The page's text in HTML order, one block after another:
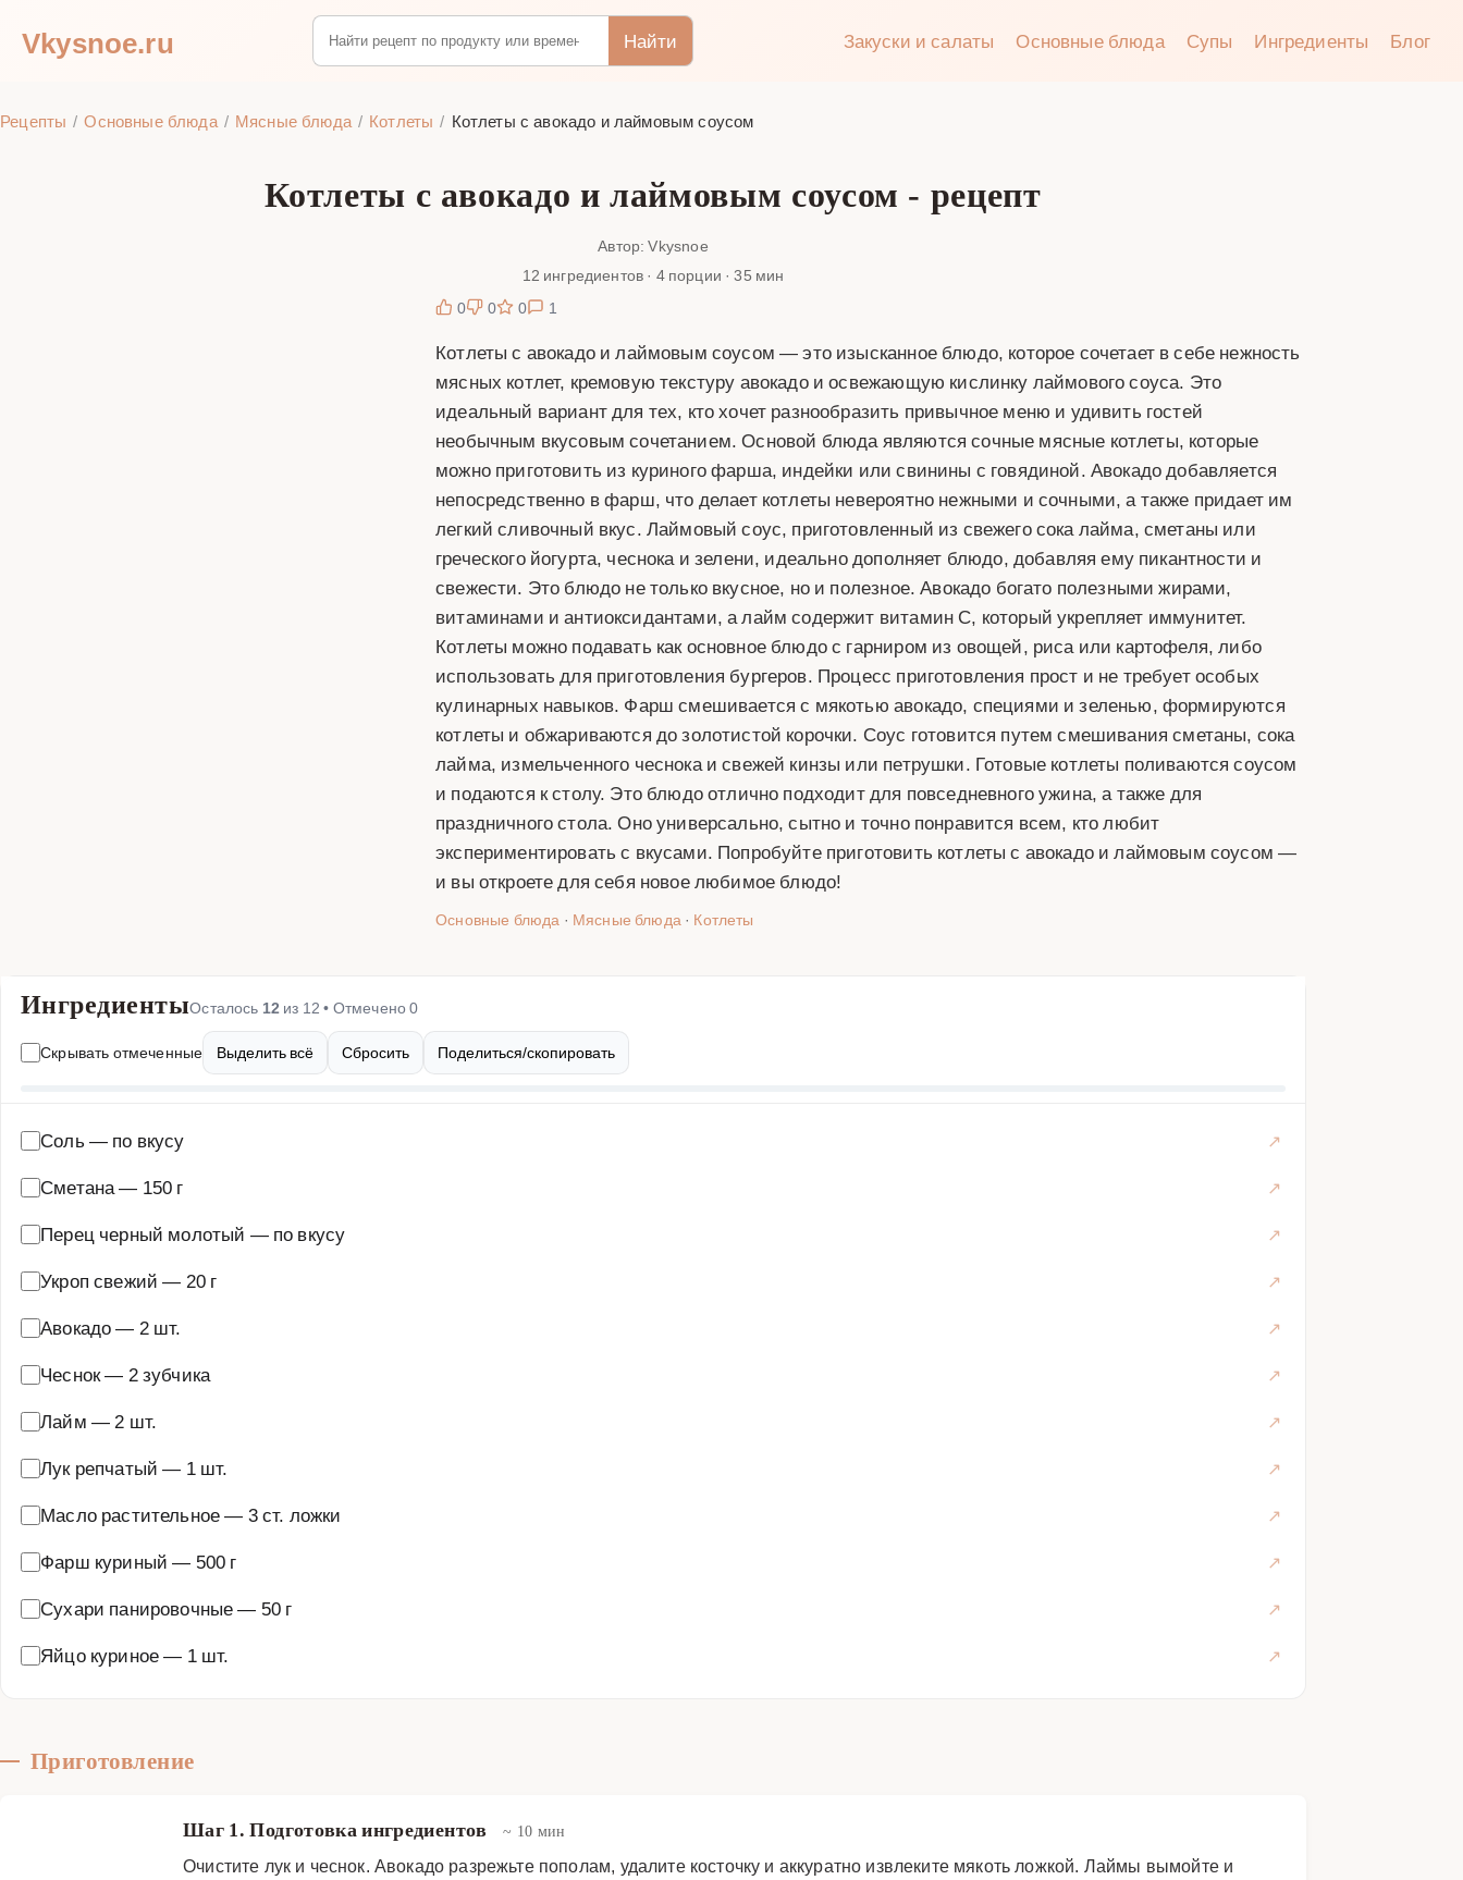
Vkysnoe.ru Найти Закуски и салаты Основные блюда Супы Ингредиенты Блог
Рецепты Основные блюда Мясные блюда Котлеты Котлеты с авокадо и лаймовым соусом
Котлеты с авокадо и лаймовым соусом - рецепт
Автор: Vkysnoe
12 ингредиентов · 4 порции · 35 мин
0
0 0 1
Котлеты с авокадо и лаймовым соусом — это изысканное блюдо, которое сочетает в себе нежность
мясных котлет, кремовую текстуру авокадо и освежающую кислинку лаймового соуса. Это
идеальный вариант для тех, кто хочет разнообразить привычное меню и удивить гостей
необычным вкусовым сочетанием. Основой блюда являются сочные мясные котлеты, которые
можно приготовить из куриного фарша, индейки или свинины с говядиной. Авокадо добавляется
непосредственно в фарш, что делает котлеты невероятно нежными и сочными, а также придает им
легкий сливочный вкус. Лаймовый соус, приготовленный из свежего сока лайма, сметаны или
греческого йогурта, чеснока и зелени, идеально дополняет блюдо, добавляя ему пикантности и
свежести. Это блюдо не только вкусное, но и полезное. Авокадо богато полезными жирами,
витаминами и антиоксидантами, а лайм содержит витамин C, который укрепляет иммунитет.
Котлеты можно подавать как основное блюдо с гарниром из овощей, риса или картофеля, либо
использовать для приготовления бургеров. Процесс приготовления прост и не требует особых
кулинарных навыков. Фарш смешивается с мякотью авокадо, специями и зеленью, формируются
котлеты и обжариваются до золотистой корочки. Соус готовится путем смешивания сметаны, сока
лайма, измельченного чеснока и свежей кинзы или петрушки. Готовые котлеты поливаются соусом
и подаются к столу. Это блюдо отлично подходит для повседневного ужина, а также для
праздничного стола. Оно универсально, сытно и точно понравится всем, кто любит
экспериментировать с вкусами. Попробуйте приготовить котлеты с авокадо и лаймовым соусом —
и вы откроете для себя новое любимое блюдо!
Основные блюда · Мясные блюда· Котлеты
ИнгредиентыОсталось 12 из 12 • Отмечено0
Скрывать отмеченные Выделить всё Сбросить Поделиться/скопировать
Соль — по вкусу
Сметана— 150 г
Перец черный молотый — по вкусу
Укроп свежий — 20 г
Авокадо— 2 шт.
Чеснок— 2 зубчика
Лайм — 2 шт.
Лук репчатый — 1 шт.
Масло растительное— 3 ст. ложки
Фарш куриный — 500 г
Сухари панировочные— 50 г
Яйцо куриное— 1 шт.
Приготовление
Шаг 1. Подготовка ингредиентов ~ 10 мин
Очистите лук и чеснок. Авокадо разрежьте пополам, удалите косточку и аккуратно извлеките мякоть ложкой. Лаймы вымойте и